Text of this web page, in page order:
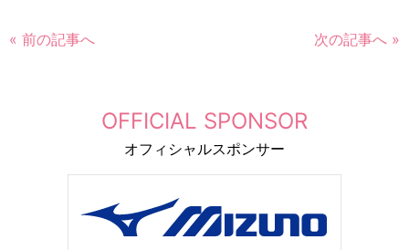
« 前の記事へ 次の記事へ »
OFFICIAL SPONSOR
オフィシャルスポンサー